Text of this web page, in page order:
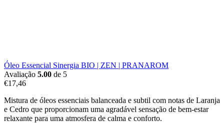
Óleo Essencial Sinergia BIO | ZEN | PRANAROM
Avaliação 5.00 de 5
€17,46
Mistura de óleos essenciais balanceada e subtil com notas de Laranja
e Cedro que proporcionam uma agradável sensação de bem-estar
relaxante para uma atmosfera de calma e conforto.